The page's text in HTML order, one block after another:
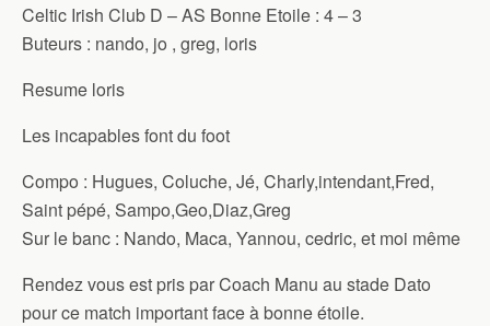
Celtic Irish Club D – AS Bonne Etoile : 4 – 3
Buteurs : nando, jo , greg, loris
Resume loris
Les incapables font du foot
Compo : Hugues, Coluche, Jé, Charly,intendant,Fred,
Saint pépé, Sampo,Geo,Diaz,Greg
Sur le banc : Nando, Maca, Yannou, cedric, et moi même
Rendez vous est pris par Coach Manu au stade Dato
pour ce match important face à bonne étoile.